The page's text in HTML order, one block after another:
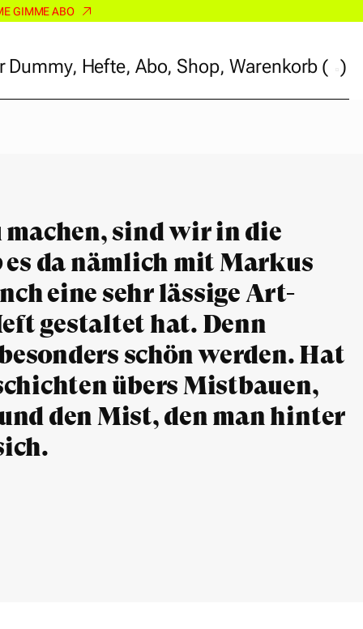
GIMME ABO
Dummy, Hefte, Abo, Shop, Warenkorb ( )
,Hefte,Abo,Shop,Warenkorb(
sind wir in die
da nämlich mit Markus
eine sehr lässige Art-
gestaltet hat. Denn
schön werden. Hat
übers Mistbauen,
den Mist, den man hinter